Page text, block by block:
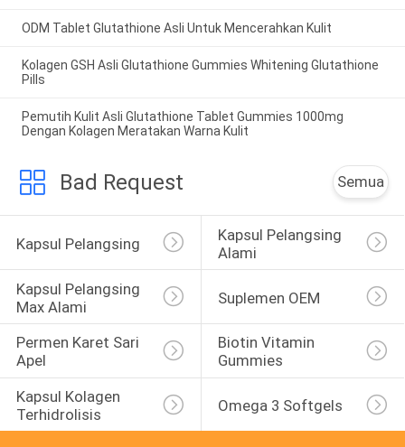
ODM Tablet Glutathione Asli Untuk Mencerahkan Kulit
Kolagen GSH Asli Glutathione Gummies Whitening Glutathione
Pills
Pemutih Kulit Asli Glutathione Tablet Gummies 1000mg
Dengan Kolagen Meratakan Warna Kulit
Bad Request Semua
Kapsul Pelangsing
Kapsul Pelangsing
Alami
Kapsul Pelangsing
Max Alami
Suplemen OEM
Permen Karet Sari
Apel
Biotin Vitamin
Gummies
Kapsul Kolagen
Terhidrolisis
Omega 3 Softgels